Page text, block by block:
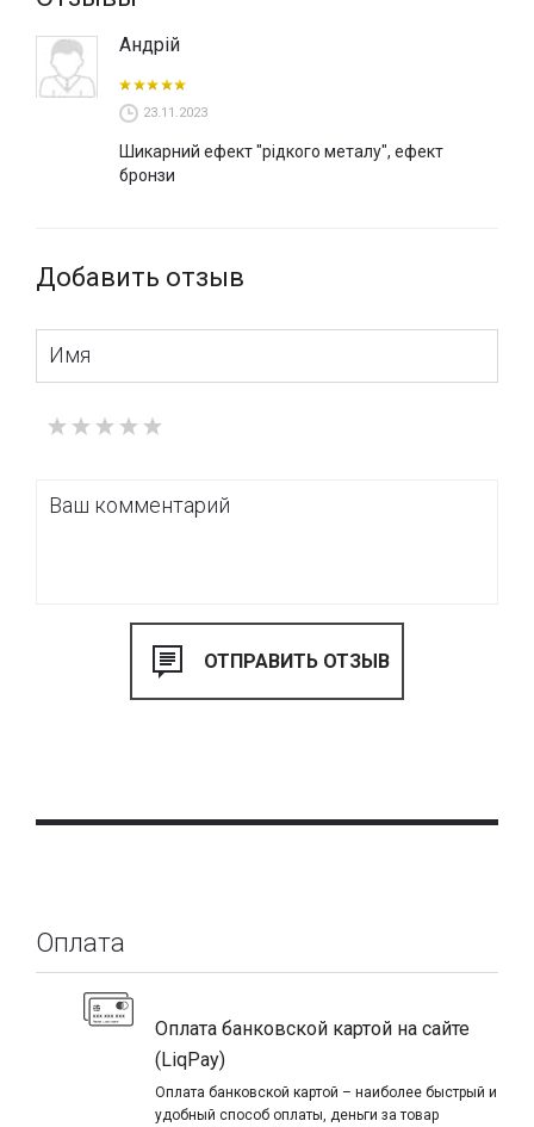
Андрій
23.11.2023
Шикарний ефект "рідкого металу", ефект
бронзи
Добавить отзыв
Оплата
Оплата банковской картой на сайте
(LiqPay)
Оплата банковской картой – наиболее быстрый и
удобный способ оплаты, деньги за товар